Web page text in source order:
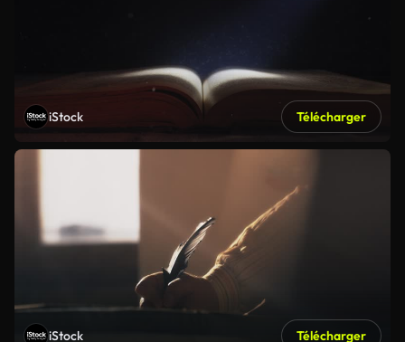
iStock Télécharger
iStock Télécharger